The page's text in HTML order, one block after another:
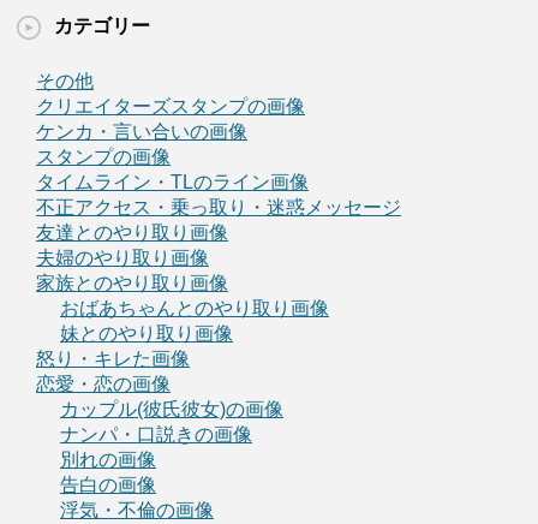
カテゴリー
その他
クリエイターズスタンプの画像
ケンカ・言い合いの画像
スタンプの画像
タイムライン・TLのライン画像
不正アクセス・乗っ取り・迷惑メッセージ
友達とのやり取り画像
夫婦のやり取り画像
家族とのやり取り画像
おばあちゃんとのやり取り画像
妹とのやり取り画像
怒り・キレた画像
恋愛・恋の画像
カップル(彼氏彼女)の画像
ナンパ・口説きの画像
別れの画像
告白の画像
浮気・不倫の画像